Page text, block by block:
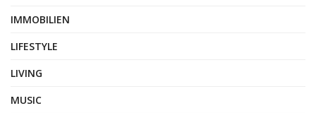
IMMOBILIEN
LIFESTYLE
LIVING
MUSIC